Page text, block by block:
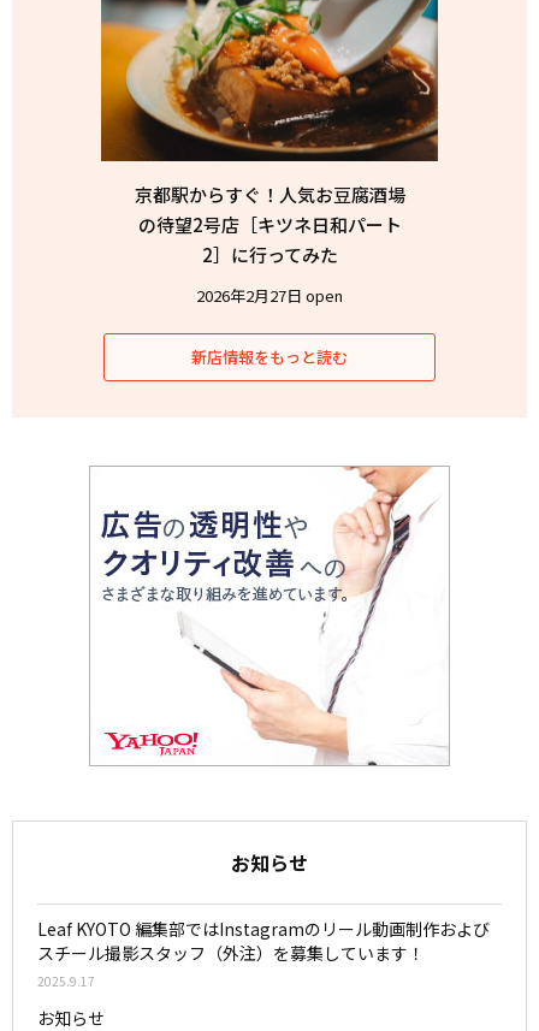
京都駅からすぐ！人気お豆腐酒場
の待望2号店［キツネ日和パート
2］に行ってみた
2026年2月27日 open
新店情報をもっと読む
お知らせ
Leaf KYOTO 編集部ではInstagramのリール動画制作および
スチール撮影スタッフ（外注）を募集しています！
2025.9.17
お知らせ